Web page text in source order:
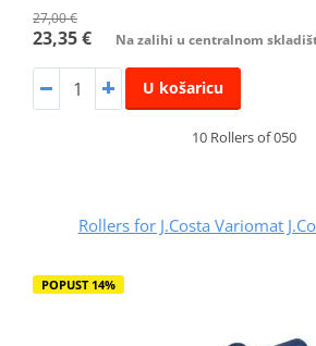
27,00 €
23,35 € Na zalihi u centralnom
U košaricu
10 Rollers of 050
Rollers for J.Costa Variomat
POPUST 14%